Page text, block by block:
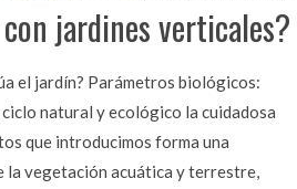
jardines verticales?
el jardín? Parámetros biológicos:
natural y ecológico la cuidadosa
que introducimos forma una
la vegetación acuática y terrestre,